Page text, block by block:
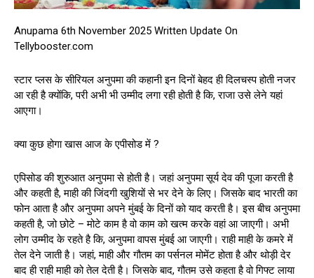
Anupama 6th November 2025 Written Update On
Tellybooster.com
स्टार प्लस के सीरियल अनुपमा की कहानी इन दिनों बेहद ही दिलचस्प होती नजर
आ रही है क्योंकि, परी अभी भी उम्मीद लगा रही होती है कि, राजा उसे लेने यहां
आएगा।
क्या कुछ होगा खास आज के एपीसोड में ?
एपिसोड की शुरुआत अनुपमा से होती है। जहां अनुपमा सूर्य देव की पूजा करती है
और कहती है, माही की जिंदगी खुशियों से भर देने के लिए। जिसके बाद भारती का
फोन आता है और अनुपमा अपने मुंबई के दिनों को याद करती है। इस बीच अनुपमा
कहती है, जो छोटे – मोटे काम है वो काम को खत्म करके वहां आ जाएगी। अभी
लोग उम्मीद के रहते है कि, अनुपमा वापस मुंबई आ जाएगी। राही माही के कमरे में
तेल देने जाती है। जहां, माही और गौतम का पर्सनल मोमेंट होता है और थोड़ी देर
बाद ही राही माही को तेल देती है। जिसके बाद, गौतम उसे कहता है वो गिफ्ट लाया